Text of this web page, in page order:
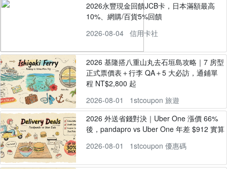
2026永豐現金回饋JCB卡，日本滿額最高
10%、網購/百貨5%回饋
2026-08-04
信用卡社
2026 基隆搭八重山丸去石垣島攻略｜7 房型
正式票價表＋行李 QA＋5 大必訪，通鋪單
程 NT$2,800 起
2026-08-01
1stcoupon 旅遊
2026 外送省錢對決｜Uber One 漲價 66%
後，pandapro vs Uber One 年差 $912 實算
2026-08-01
1stcoupon 優惠碼